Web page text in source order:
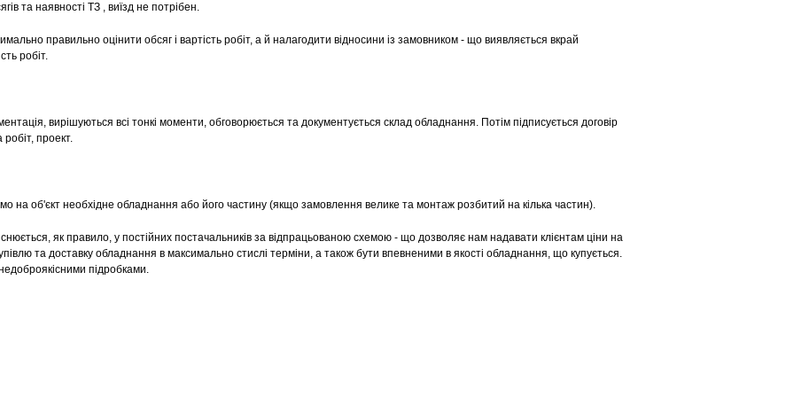
та наявності ТЗ , виїзд не потрібен.
правильно оцінити обсяг і вартість робіт, а й налагодити відносини із замовником - що виявляється вкрай
робіт.
вирішуються всі тонкі моменти, обговорюється та документується склад обладнання. Потім підписується договір
проект.
на об'єкт необхідне обладнання або його частину (якщо замовлення велике та монтаж розбитий на кілька частин).
як правило, у постійних постачальників за відпрацьованою схемою - що дозволяє нам надавати клієнтам ціни на
та доставку обладнання в максимально стислі терміни, а також бути впевненими в якості обладнання, що купується.
підробками.